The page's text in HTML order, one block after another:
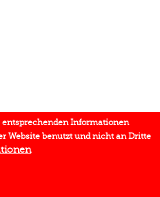
entsprechenden Informationen
Website benutzt und nicht an Dritte